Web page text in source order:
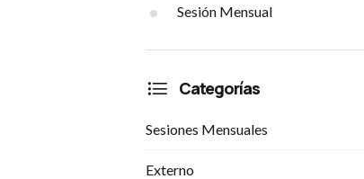
Sesión Mensual
Categorías
Sesiones Mensuales
Externo